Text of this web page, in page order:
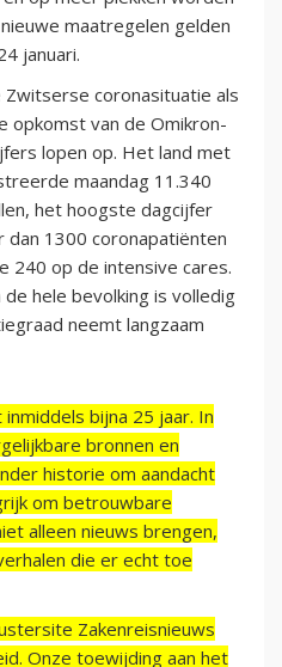
maatregelen gelden
januari.
coronasituatie als
opkomst van de Omikron-
lopen op. Het land met
maandag 11.340
het hoogste dagcijfer
1300 coronapatiënten
240 op de intensive cares.
hele bevolking is volledig
neemt langzaam
bijna 25 jaar. In
bronnen en
historie om aandacht
om betrouwbare
alleen nieuws brengen,
die er echt toe
Zakenreisnieuws
Onze toewijding aan het